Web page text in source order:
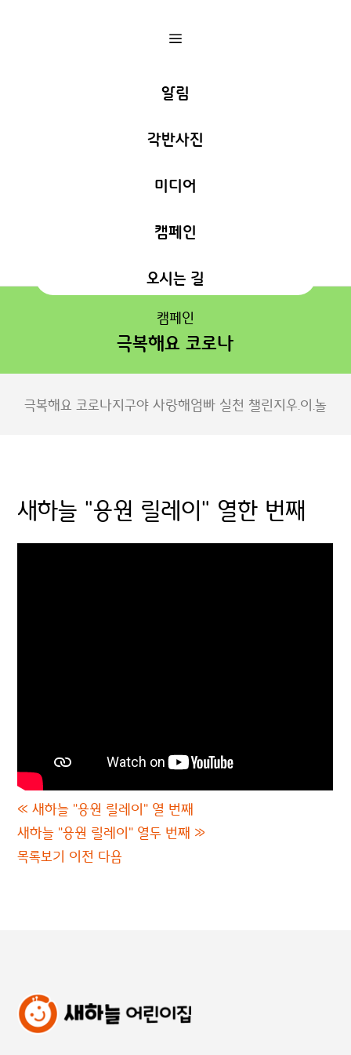
a
알림
각반사진
미디어
캠페인
오시는 길
캠페인
극복해요 코로나
극복해요 코로나지구야 사랑해엄빠 실천 챌린지우.이.놀
새하늘 "응원 릴레이" 열한 번째
« 새하늘 "응원 릴레이" 열 번째
새하늘 "응원 릴레이" 열두 번째 »
목록보기 이전 다음